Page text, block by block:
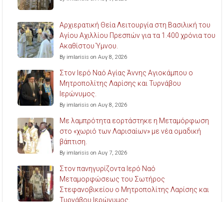
Αρχιερατική Θεία Λειτουργία στη Βασιλική του
Αγίου Αχιλλίου Πρεσπών για τα 1.400 χρόνια του
Ακαθίστου Ύμνου.
By imlarisis on Αυγ 8, 2026
Στον Ιερό Ναό Αγίας Άννης Αγιοκάμπου ο
Μητροπολίτης Λαρίσης και Τυρνάβου
Ιερώνυμος.
By imlarisis on Αυγ 8, 2026
Με λαμπρότητα εορτάστηκε η Μεταμόρφωση
στο «χωριό των Λαρισαίων» με νέα ομαδική
βάπτιση.
By imlarisis on Αυγ 7, 2026
Στον πανηγυρίζοντα Ιερό Ναό
Μεταμορφώσεως του Σωτήρος
Στεφανοβικείου ο Μητροπολίτης Λαρίσης και
Τυρνάβου Ιερώνυμος.